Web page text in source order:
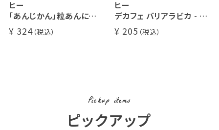
ヒー
「あんじかん」粒あんに合う
珈琲 1杯分
324
ヒー
デカフェ バリアラビカ - ア
ロナ - 1杯分
205
Pickup items
ピックアップ